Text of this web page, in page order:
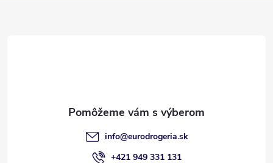
info@eurodrogeria.sk
+421 949 331 131